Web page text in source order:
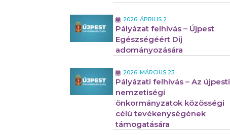
2026. ÁPRILIS 2.
Pályázat felhívás – Újpest
Egészségéért Díj
adományozására
2026. MÁRCIUS 23.
Pályázati felhívás – Az újpesti
nemzetiségi
önkormányzatok közösségi
célú tevékenységének
támogatására